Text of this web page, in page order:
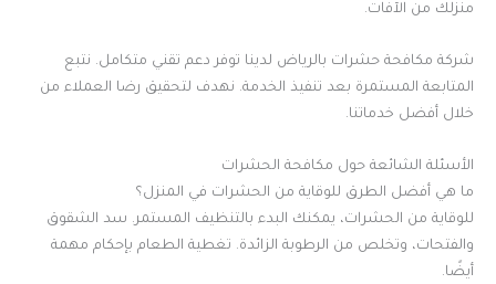
منزلك من الآفات.
شركة مكافحة حشرات بالرياض لدينا توفر دعم تقني متكامل. نتبع
المتابعة المستمرة بعد تنفيذ الخدمة. نهدف لتحقيق رضا العملاء من
خلال أفضل خدماتنا.
الأسئلة الشائعة حول مكافحة الحشرات
ما هي أفضل الطرق للوقاية من الحشرات في المنزل؟
للوقاية من الحشرات، يمكنك البدء بالتنظيف المستمر. سد الشقوق
والفتحات، وتخلص من الرطوبة الزائدة. تغطية الطعام بإحكام مهمة
أيضًا.